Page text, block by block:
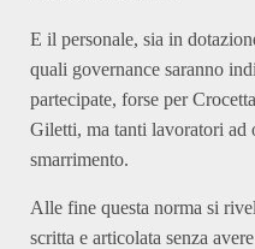
E il personale, sia in
quali governance saranno
partecipate, forse per
Giletti, ma tanti lavoratori ad
smarrimento.
Alle fine questa norma si
scritta e articolata senza